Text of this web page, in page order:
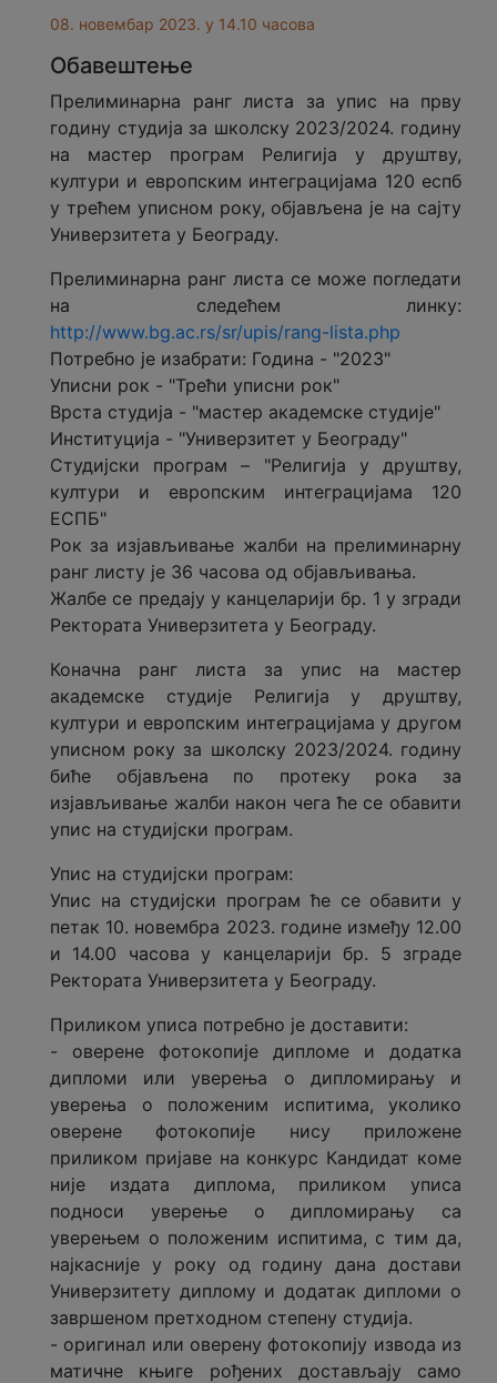
08. новембар 2023. у 14.10 часова
Обавештење
Прелиминарна ранг листа за упис на прву
годину студија за школску 2023/2024. годину
на мастер програм Религија у друштву,
култури и европским интеграцијама 120 еспб
у трећем уписном року, објављена је на сајту
Универзитета у Београду.
Прелиминарна ранг листа се може погледати
на следећем линку:
http://www.bg.ac.rs/sr/upis/rang-lista.php
Потребно је изабрати: Година - "2023"
Уписни рок - "Трећи уписни рок"
Врста студија - "мастер академске студије"
Институција - "Универзитет у Београду"
Студијски програм – "Религија у друштву,
култури и европским интеграцијама 120
ЕСПБ"
Рок за изјављивање жалби на прелиминарну
ранг листу је 36 часова од објављивања.
Жалбе се предају у канцеларији бр. 1 у згради
Ректората Универзитета у Београду.
Коначнa ранг листa за упис на мастер
aкадемске студије Религија у друштву,
култури и европским интеграцијама у другом
уписном року за школску 2023/2024. годину
биће објављена по протеку рока за
изјављивање жалби након чега ће се обавити
упис на студијски програм.
Упис на студијски програм:
Упис на студијски програм ће се обавити у
петак 10. новембра 2023. године између 12.00
и 14.00 часова у канцеларији бр. 5 зграде
Ректората Универзитета у Београду.
Приликом уписа потребно је доставити:
- оверене фотокопије дипломе и додатка
дипломи или уверења о дипломирању и
уверeња о положеним испитима, уколико
оверене фотокопије нису приложене
приликом пријаве на конкурс Кандидат коме
није издата диплома, приликом уписа
подноси уверење о дипломирању са
уверењем о положеним испитима, с тим да,
најкасније у року од годину дана достави
Универзитету диплому и додатак дипломи о
завршеном претходном степену студија.
- oригинал или оверену фотокопију извода из
матичне књиге рођених достављају само